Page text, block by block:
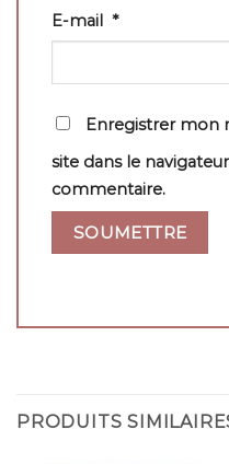
E-mail *
Enregistrer mon
site dans le
commentaire.
PRODUITS